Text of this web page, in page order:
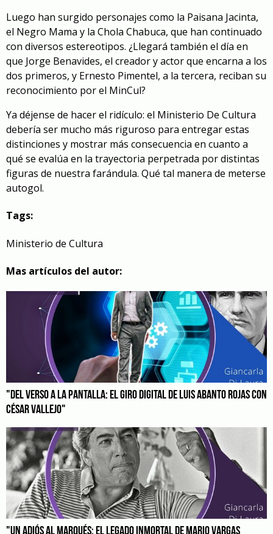
Luego han surgido personajes como la Paisana Jacinta,
el Negro Mama y la Chola Chabuca, que han continuado
con diversos estereotipos. ¿Llegará también el día en
que Jorge Benavides, el creador y actor que encarna a los
dos primeros, y Ernesto Pimentel, a la tercera, reciban su
reconocimiento por el MinCul?
Ya déjense de hacer el ridículo: el Ministerio De Cultura
debería ser mucho más riguroso para entregar estas
distinciones y mostrar más consecuencia en cuanto a
qué se evalúa en la trayectoria perpetrada por distintas
figuras de nuestra farándula. Qué tal manera de meterse
autogol.
Tags:
Ministerio de Cultura
Mas artículos del autor:
"DEL VERSO A LA PANTALLA: EL GIRO DIGITAL DE LUIS ABANTO ROJAS CON
CÉSAR VALLEJO"